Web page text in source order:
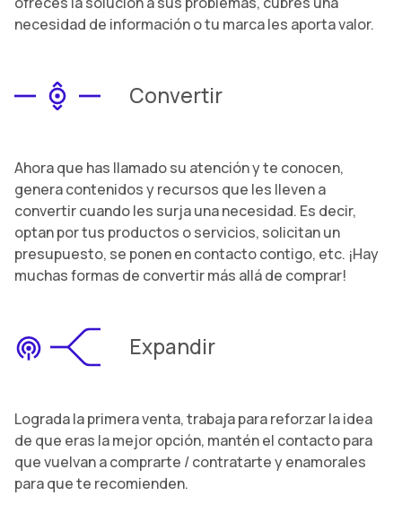
necesidad de información o tu marca les aporta valor.
Convertir
Ahora que has llamado su atención y te conocen,
genera contenidos y recursos que les lleven a
convertir cuando les surja una necesidad. Es decir,
optan por tus productos o servicios, solicitan un
presupuesto, se ponen en contacto contigo, etc. ¡Hay
muchas formas de convertir más allá de comprar!
Expandir
Lograda la primera venta, trabaja para reforzar la idea
de que eras la mejor opción, mantén el contacto para
que vuelvan a comprarte / contratarte y enamorales
para que te recomienden.